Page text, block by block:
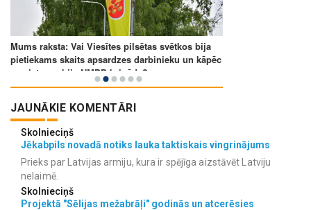
JAUNĀKIE KOMENTĀRI
Skolnieciņš
Jēkabpils novadā notiks lauka taktiskais vingrinājums
Prieks par Latvijas armiju, kura ir spējīga aizstāvēt Latviju
nelaimē.
Skolnieciņš
Projektā "Sēlijas mežabrāļi" godinās un atcerēsies